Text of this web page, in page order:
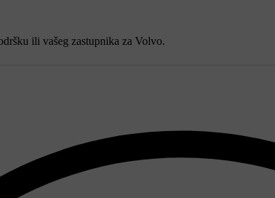
ili vašeg zastupnika za Volvo.